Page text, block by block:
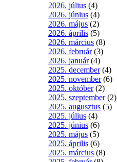
2026. július (4)
2026. június (4)
2026. május (2)
2026. április (5)
2026. március (8)
2026. február(3)
2026. január(4)
2025. december(4)
2025. november(6)
2025. október(2)
2025. szeptember(2)
2025. augusztus (5)
2025. július (4)
2025. június (6)
2025. május (5)
2025. április (6)
2025. március (8)